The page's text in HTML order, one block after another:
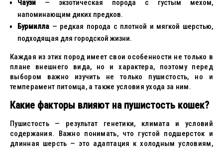
Чаузи — экзотическая порода с густым мехом,
напоминающим диких предков.
Бурмилла — редкая порода с плотной и мягкой шерстью,
подходящая для городской жизни.
Каждая из этих пород имеет свои особенности не только в
плане внешнего вида, но и характера, поэтому перед
выбором важно изучить не только пушистость, но и
темперамент питомца, а также условия ухода за ним.
Какие факторы влияют на пушистость кошек?
Пушистость — результат генетики, климата и условий
содержания. Важно понимать, что густой подшерсток и
длинная шерсть — это адаптация к холодным условиям,